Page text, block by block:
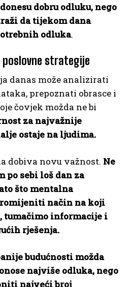
dobru odluku, nego
da tijekom dana
odluka.
strategije
danas može analizirati
prepoznati obrasce i
čovjek možda ne bi
za najvažnije
ostaje na ljudima.
dobiva novu važnost. Ne
po sebi loš dan za
što mentalna
način na koji
tumačimo informacije i
rješenja.
budućnosti možda
najviše odluka, nego
najveći broj